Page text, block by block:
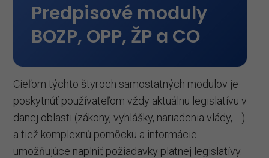
Predpisové moduly
BOZP, OPP, ŽP a CO
Cieľom týchto štyroch samostatných modulov je
poskytnúť používateľom vždy aktuálnu legislatívu v
danej oblasti (zákony, vyhlášky, nariadenia vlády, …)
a tiež komplexnú pomôcku a informácie
umožňujúce naplniť požiadavky platnej legislatívy.